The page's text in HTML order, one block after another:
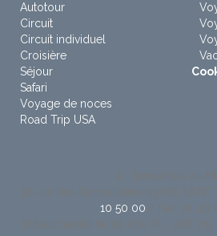
Autotour
Circuit
Circuit individuel
Croisière
Séjour
Safari
Voyage de noces
Road Trip USA
10 50 00